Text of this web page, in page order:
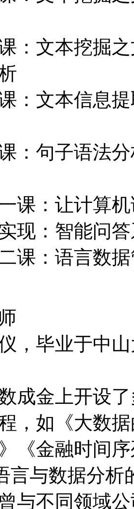
：文本挖掘
：文本信息
：句子语法
课：让计算
现：智能问
课：语言数
，毕业于中
成金上开设
，如《大数
《金融时间
言与数据分
与不同领域